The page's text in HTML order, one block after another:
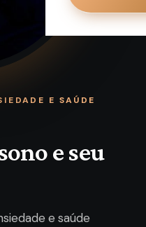
E SAÚDE
e seu
e saúde